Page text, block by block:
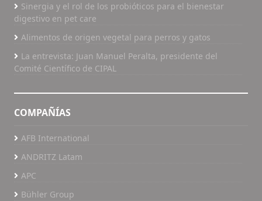
Sinergia y el rol de los probióticos para el bienestar
digestivo en pet care
Alimentos de origen vegetal para perros y gatos
La entrevista: Juan Manuel Peralta, presidente del
Comité Científico de CIPAL
COMPAÑÍAS
AFB International
ANDRITZ Latam
APC
Bühler Group